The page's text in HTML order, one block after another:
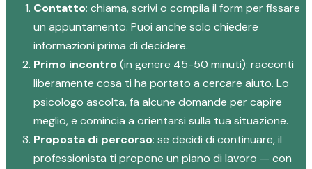
Contatto: chiama, scrivi o compila il form per fissare
un appuntamento. Puoi anche solo chiedere
informazioni prima di decidere.
Primo incontro(in genere 45-50 minuti): racconti
liberamente cosa ti ha portato a cercare aiuto. Lo
psicologo ascolta, fa alcune domande per capire
meglio, e comincia a orientarsi sulla tua situazione.
Proposta di percorso: se decidi di continuare, il
professionista ti propone un piano di lavoro — con